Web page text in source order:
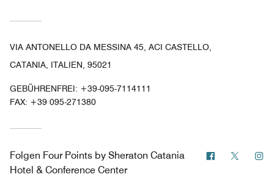
VIA ANTONELLO DA MESSINA 45, ACI CASTELLO,
CATANIA, ITALIEN, 95021
GEBÜHRENFREI: +39-095-7114111
FAX: +39 095-271380
Folgen Four Points by Sheraton Catania
Hotel & Conference Center
Facebook
Twitter